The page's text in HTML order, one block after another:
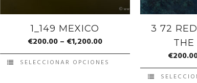
1_149 MEXICO
€200.00– €1,200.00
SELECCIONAR OPCIONES
3 72
THE
€